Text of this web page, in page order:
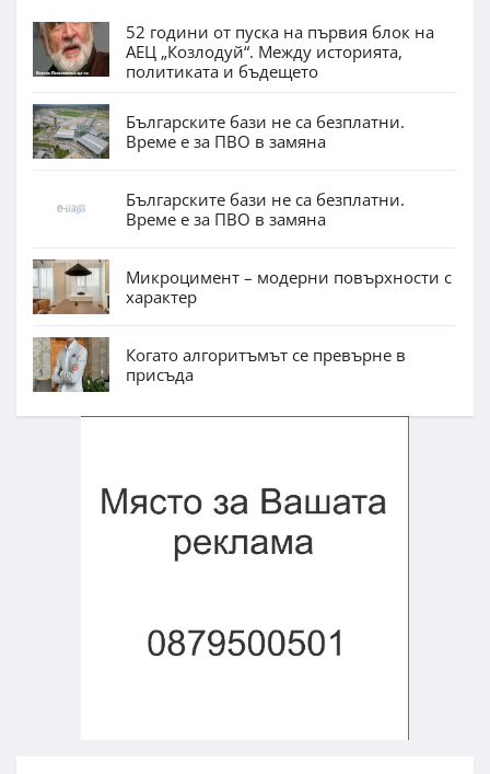
52 години от пуска на първия блок на
АЕЦ „Козлодуй“. Между историята,
политиката и бъдещето
Българските бази не са безплатни.
Време е за ПВО в замяна
Българските бази не са безплатни.
Време е за ПВО в замяна
Микроцимент – модерни повърхности с
характер
Когато алгоритъмът се превърне в
присъда